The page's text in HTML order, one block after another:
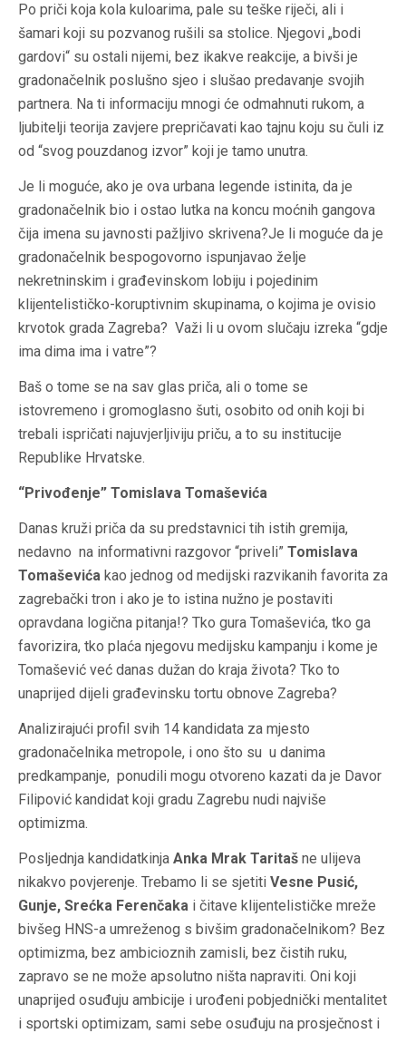
Po priči koja kola kuloarima, pale su teške riječi, ali i
šamari koji su pozvanog rušili sa stolice. Njegovi „bodi
gardovi“ su ostali nijemi, bez ikakve reakcije, a bivši je
gradonačelnik poslušno sjeo i slušao predavanje svojih
partnera. Na ti informaciju mnogi će odmahnuti rukom, a
ljubitelji teorija zavjere prepričavati kao tajnu koju su čuli iz
od “svog pouzdanog izvor” koji je tamo unutra.
Je li moguće, ako je ova urbana legende istinita, da je
gradonačelnik bio i ostao lutka na koncu moćnih gangova
čija imena su javnosti pažljivo skrivena?Je li moguće da je
gradonačelnik bespogovorno ispunjavao želje
nekretninskim i građevinskom lobiju i pojedinim
klijentelističko-koruptivnim skupinama, o kojima je ovisio
krvotok grada Zagreba? Važi li u ovom slučaju izreka “gdje
ima dima ima i vatre”?
Baš o tome se na sav glas priča, ali o tome se
istovremeno i gromoglasno šuti, osobito od onih koji bi
trebali ispričati najuvjerljiviju priču, a to su institucije
Republike Hrvatske.
“Privođenje” Tomislava Tomaševića
Danas kruži priča da su predstavnici tih istih gremija,
nedavno na informativni razgovor “priveli” Tomislava
Tomaševića kao jednog od medijski razvikanih favorita za
zagrebački tron i ako je to istina nužno je postaviti
opravdana logična pitanja!? Tko gura Tomaševića, tko ga
favorizira, tko plaća njegovu medijsku kampanju i kome je
Tomašević već danas dužan do kraja života? Tko to
unaprijed dijeli građevinsku tortu obnove Zagreba?
Analizirajući profil svih 14 kandidata za mjesto
gradonačelnika metropole, i ono što su u danima
predkampanje, ponudili mogu otvoreno kazati da je Davor
Filipović kandidat koji gradu Zagrebu nudi najviše
optimizma.
Posljednja kandidatkinja Anka Mrak Taritaš ne ulijeva
nikakvo povjerenje. Trebamo li se sjetiti Vesne Pusić,
Gunje, Srećka Ferenčaka i čitave klijentelističke mreže
bivšeg HNS-a umreženog s bivšim gradonačelnikom? Bez
optimizma, bez ambicioznih zamisli, bez čistih ruku,
zapravo se ne može apsolutno ništa napraviti. Oni koji
unaprijed osuđuju ambicije i urođeni pobjednički mentalitet
i sportski optimizam, sami sebe osuđuju na prosječnost i